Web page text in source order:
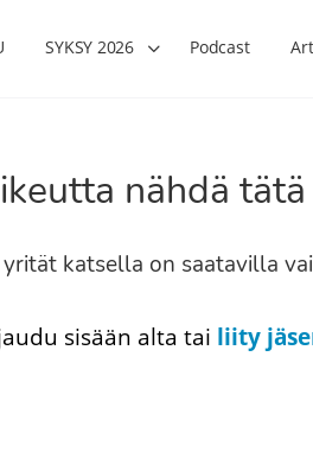
SYKSY 2026 Podcast
nähdä tätä
katsella on saatavilla
sisään alta tai liity